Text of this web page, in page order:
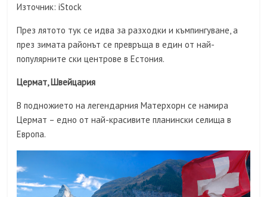
Източник: iStock
През лятото тук се идва за разходки и къмпингуване, а
през зимата районът се превръща в един от най-
популярните ски центрове в Естония.
Цермат, Швейцария
В подножието на легендарния Матерхорн се намира
Цермат – едно от най-красивите планински селища в
Европа.